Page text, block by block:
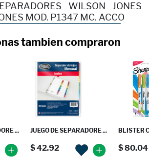
WILSON JONES
MOD. P1347 MC. ACCO
tambien compraron
... JUEGO DE SEPARADORE ...
$ 42.92
BLISTER
$ 80.04